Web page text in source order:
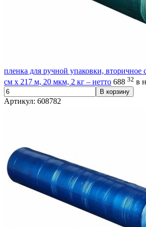
пленка для ручной упаковки,
см х 217 м, 20 мкм, 2 кг – нетто 688 32 в
В корзину
Артикул: 608782